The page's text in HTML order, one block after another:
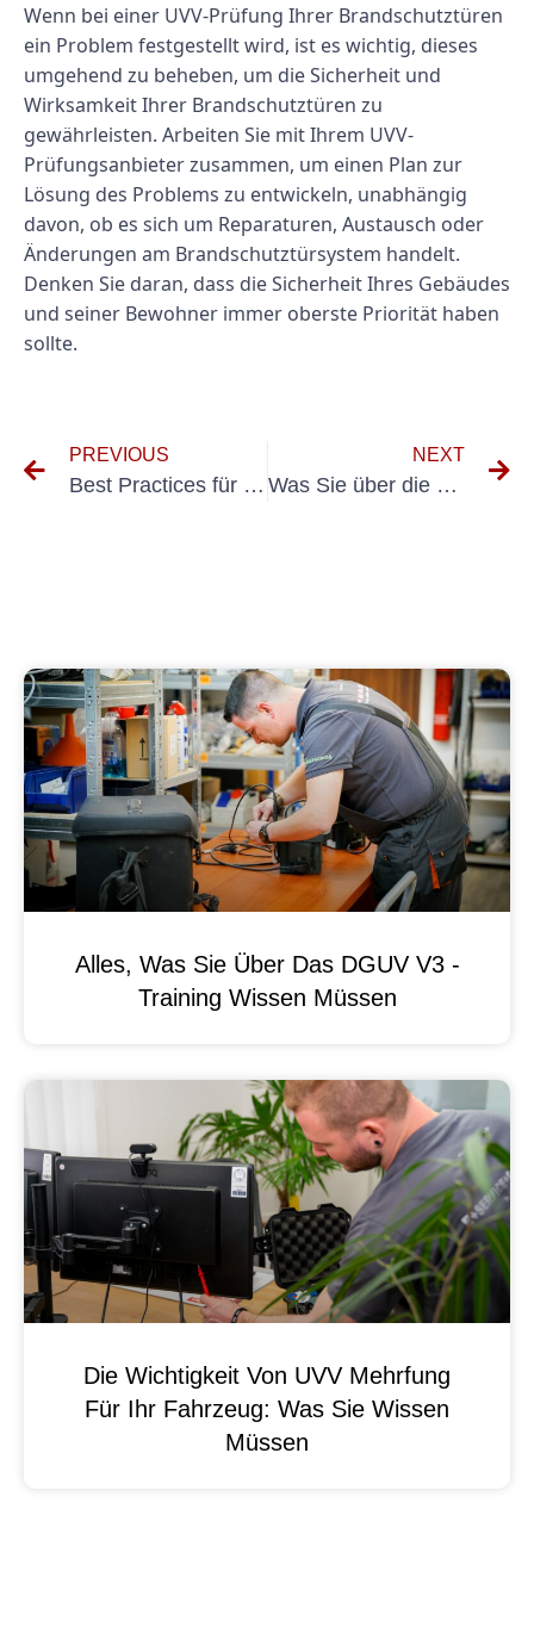
Wenn bei einer UVV-Prüfung Ihrer Brandschutztüren
ein Problem festgestellt wird, ist es wichtig, dieses
umgehend zu beheben, um die Sicherheit und
Wirksamkeit Ihrer Brandschutztüren zu
gewährleisten. Arbeiten Sie mit Ihrem UVV-
Prüfungsanbieter zusammen, um einen Plan zur
Lösung des Problems zu entwickeln, unabhängig
davon, ob es sich um Reparaturen, Austausch oder
Änderungen am Brandschutztürsystem handelt.
Denken Sie daran, dass die Sicherheit Ihres Gebäudes
und seiner Bewohner immer oberste Priorität haben
sollte.
PREVIOUS
Best Practices für die Durchführung von VDE 0100 Teil 600-Messungen in elektrischen Anlagen
NEXT
Was Sie über die UVV-Prüfung in Gifhorn wissen müssen: Ein umfassender Leitfaden
Alles, Was Sie Über Das DGUV V3 -
Training Wissen Müssen
Die Wichtigkeit Von UVV Mehrfung
Für Ihr Fahrzeug: Was Sie Wissen
Müssen